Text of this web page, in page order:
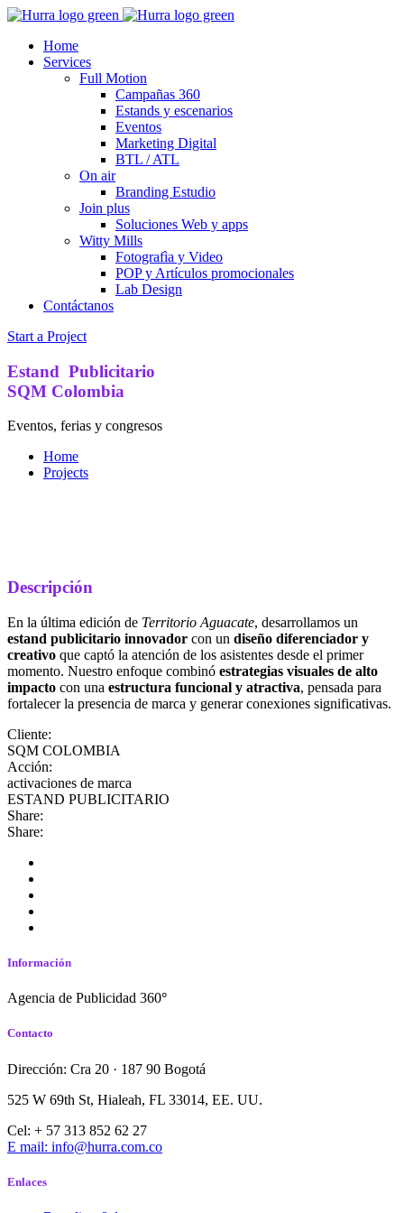
Home
Services
Full Motion
Campañas 360
Estands y escenarios
Eventos
Marketing Digital
BTL / ATL
On air
Branding Estudio
Join plus
Soluciones Web y apps
Witty Mills
Fotografìa y Video
POP y Artículos promocionales
Lab Design
Contáctanos
Start a Project
Estand Publicitario
SQM Colombia
Eventos, ferias y congresos
Home
Projects
Descripción
En la última edición de Territorio Aguacate, desarrollamos un
estand publicitario innovador con un diseño diferenciador y
creativo que captó la atención de los asistentes desde el primer
momento. Nuestro enfoque combinó estrategias visuales de alto
impacto con una estructura funcional y atractiva, pensada para
fortalecer la presencia de marca y generar conexiones significativas.
Cliente:
SQM COLOMBIA
Acción:
activaciones de marca
ESTAND PUBLICITARIO
Share:
Share:
Información
Agencia de Publicidad 360°
Contacto
Dirección: Cra 20 · 187 90 Bogotá
525 W 69th St, Hialeah, FL 33014, EE. UU.
Cel: + 57 313 852 62 27
E mail: info@hurra.com.co
Enlaces